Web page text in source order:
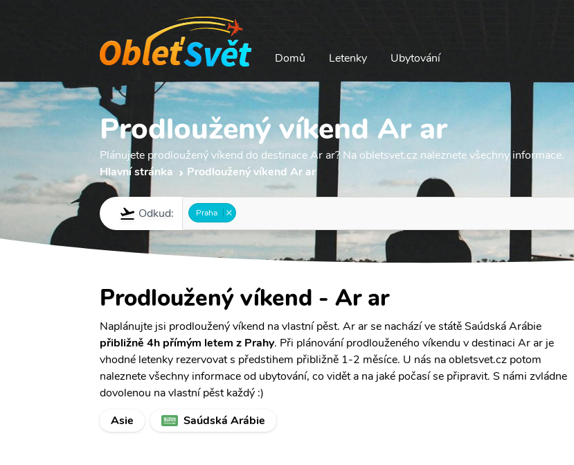
Domů Letenky Ubytování
Prodloužený víkend Ar ar
Plánujete prodloužený víkend do destinace Ar ar? Na obletsvet.cz naleznete všechny informace.
Hlavní stránka
Prodloužený víkend Ar ar
Odkud: Praha
Prodloužený víkend - Ar ar
Naplánujte jsi prodloužený víkend na vlastní pěst. Ar ar se nachází ve státě Saúdská Arábie
přibližně 4h přímým letem z Prahy. Při plánování prodlouženého víkendu v destinaci Ar ar je
vhodné letenky rezervovat s předstihem přibližně 1-2 měsíce. U nás na obletsvet.cz potom
naleznete všechny informace od ubytování, co vidět a na jaké počasí se připravit. S námi zvládne
dovolenou na vlastní pěst každý :)
Asie
Saúdská Arábie